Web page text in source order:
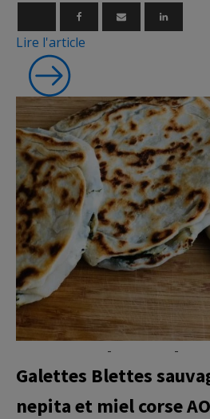
Lire l'article
- -
Galettes Blettes
nepita et miel corse